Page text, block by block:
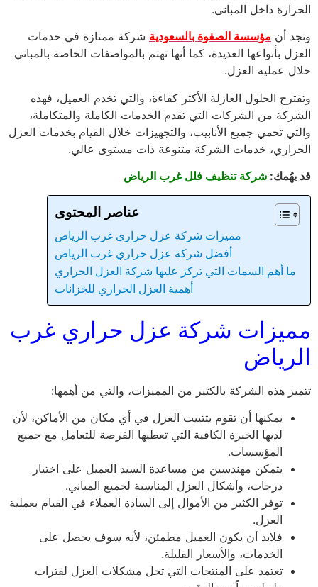
الحرارة داخل المباني.
ونجد أن مؤسسة الصفوة بالسعودية شركة ممتازة في خدمات
العزل بأنواعها العديدة، كما أنها تهتم بالمواصفات الخاصة بالمباني
خلال عمليه العزل.
وتقترح الحلول العازلة الأكثر كفاءة، والتي تخدم العميل، فهذه
الشركة من الشركات التي تقدم الخدمات الكاملة والمتكاملة،
والتي تحمي جميع الأنابيب، والتجهيزات خلال القيام بخدمات العزل
الحراري، خدمات الشركة متنوعة ذات مستوى عالي.
قد يهُمك: شركة تنظيف فلل غرب الرياض
عناصر المحتوى
مميزات شركة عزل حراري غرب الرياض
أفضل شركة عزل حراري غرب الرياض
ما أهم السمات التي تركز عليها شركة العزل الحراري
أهمية العزل الحراري للخزانات
مميزات شركة عزل حراري غرب
الرياض
تتميز هذه الشركة بالكثير من المميزات، والتي من أهمها:
يمكنها أن تقوم بتثبيت العزل في أي مكان من الأماكن، لأن
لديها الخبرة الكافية التي تعطيها الفرصة للتعامل مع جميع
المؤسسات.
يتمكن مهندسين من مساعدة السيد العميل على اختيار
درجات، وأشكال العزل المناسبة لجميع المباني.
توفر الكثير من الأموال إلى السادة العملاء في القيام بعملية
العزل.
فلابد أن يكون العميل مطمئن، لأنه سوف يحصل على
الخدمات، والأسعار القليلة.
تعتمد على المنتجات التي تحل مشكلات العزل لفترات